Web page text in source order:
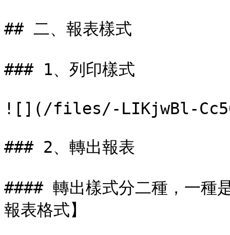
## 二、報表樣式
### 1、列印樣式
![](/files/-LIKjwBl-
### 2、轉出報表
#### 轉出樣式分二種，一種
報表格式】